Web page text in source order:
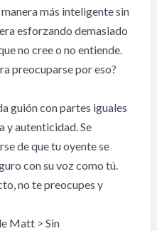
más inteligente sin
esforzando demasiado
no cree o no entiende.
preocuparse por eso?
guión con partes iguales
y autenticidad. Se
de que tu oyente se
con su voz como tú.
no te preocupes y
Matt > Sin